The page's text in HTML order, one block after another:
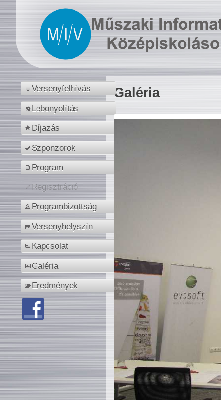
Versenyfelhívás
Lebonyolítás
Díjazás
Szponzorok
Program
Regisztráció
Programbizottság
Versenyhelyszín
Kapcsolat
Galéria
Eredmények
Galéria